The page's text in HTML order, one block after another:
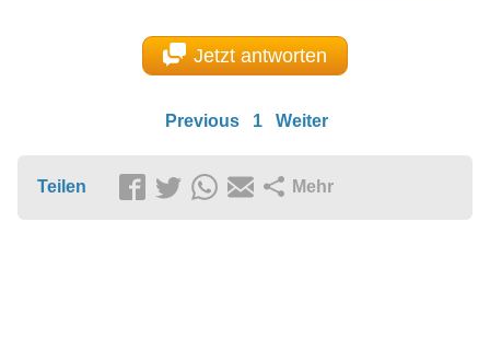
Jetzt antworten
Previous 1 Weiter
Teilen Mehr